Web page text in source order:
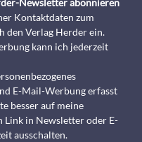
Newsletter abonnieren
Kontaktdaten zum
den Verlag Herder ein.
kann ich jederzeit
E-Mail-Werbung erfasst
besser auf meine
Link in Newsletter oder E-
ausschalten.